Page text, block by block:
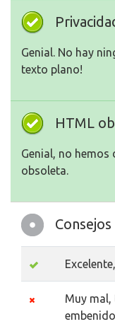
Genial. No hay
texto plano!
HTML
Genial, no
obsoleta.
Muy